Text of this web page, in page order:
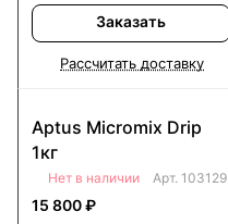
Заказать
Рассчитать доставку
Aptus Micromix Drip
1кг
Нет в наличии Арт. 103129
15 800 ₽